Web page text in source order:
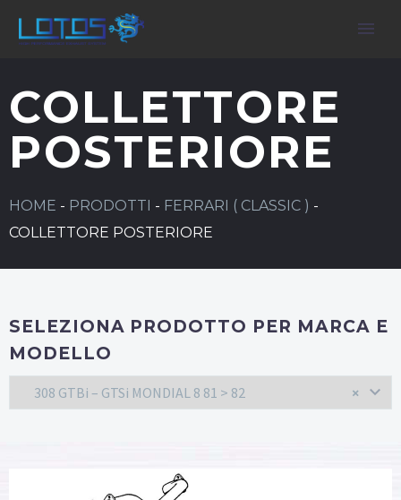
COLLETTORE
POSTERIORE
HOME - PRODOTTI - FERRARI ( CLASSIC ) -
COLLETTORE POSTERIORE
SELEZIONA PRODOTTO PER MARCA E
MODELLO
×
308 GTBi – GTSi MONDIAL 8 81 > 82